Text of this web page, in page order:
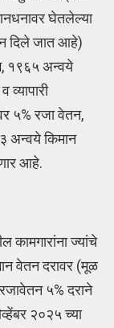
घेतलेल्या
दिले जात आहे)
१९६५ अन्वये
व्यापारी
५% रजा वेतन,
अन्वये किमान
आहे.
कामगारांना ज्यांचे
वेतन दरावर (मूळ
५% दराने
२०२५ च्या